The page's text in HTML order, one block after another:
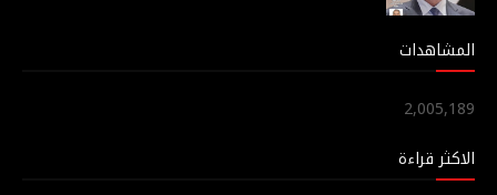
المشاهدات
2,005,189
الاكثر قراءة